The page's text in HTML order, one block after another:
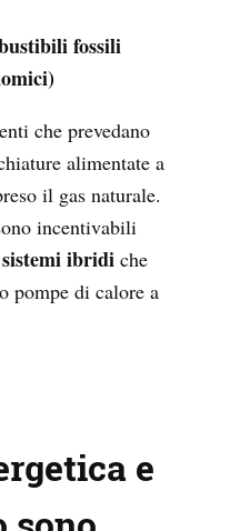
fossili
che prevedano
alimentate a
il gas naturale.
incentivabili
sistemi ibridi che
pompe di calore a
e